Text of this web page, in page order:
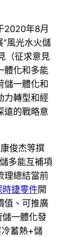
2020年8月
風光水火儲
（征求意見
體化和多能
儲一體化和
力轉型和經
遠的戰略意
俊杰等撰
多能互補項
理總結當前
時捷零件開
值、可推廣
儲一體化發
蓄熱+儲